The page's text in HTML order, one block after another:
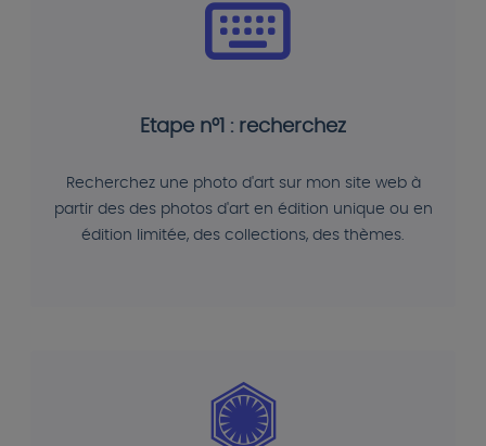
Etape n°1 : recherchez
Recherchez une photo d'art sur mon site web à
partir des des photos d'art en édition unique ou en
édition limitée, des collections, des thèmes.